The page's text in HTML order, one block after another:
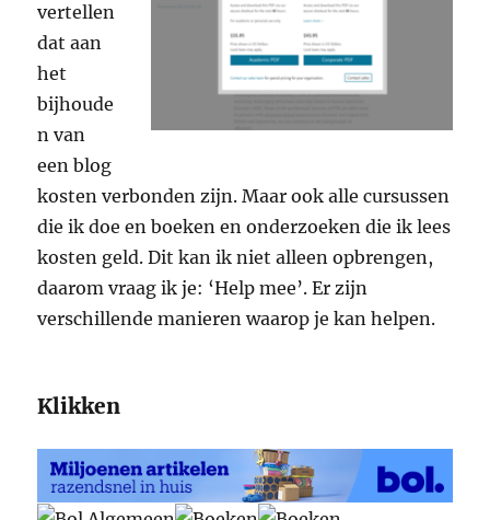
vertellen
dat aan
het
bijhoude
n van
een blog
kosten verbonden zijn. Maar ook alle cursussen
die ik doe en boeken en onderzoeken die ik lees
kosten geld. Dit kan ik niet alleen opbrengen,
daarom vraag ik je: ‘Help mee’. Er zijn
verschillende manieren waarop je kan helpen.
Klikken